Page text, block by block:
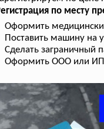
по месту
Оформить
Поставить машину на
Сделать заграничный
Оформить ООО или ИП